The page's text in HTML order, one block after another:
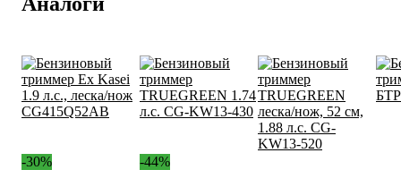
-30% -44%